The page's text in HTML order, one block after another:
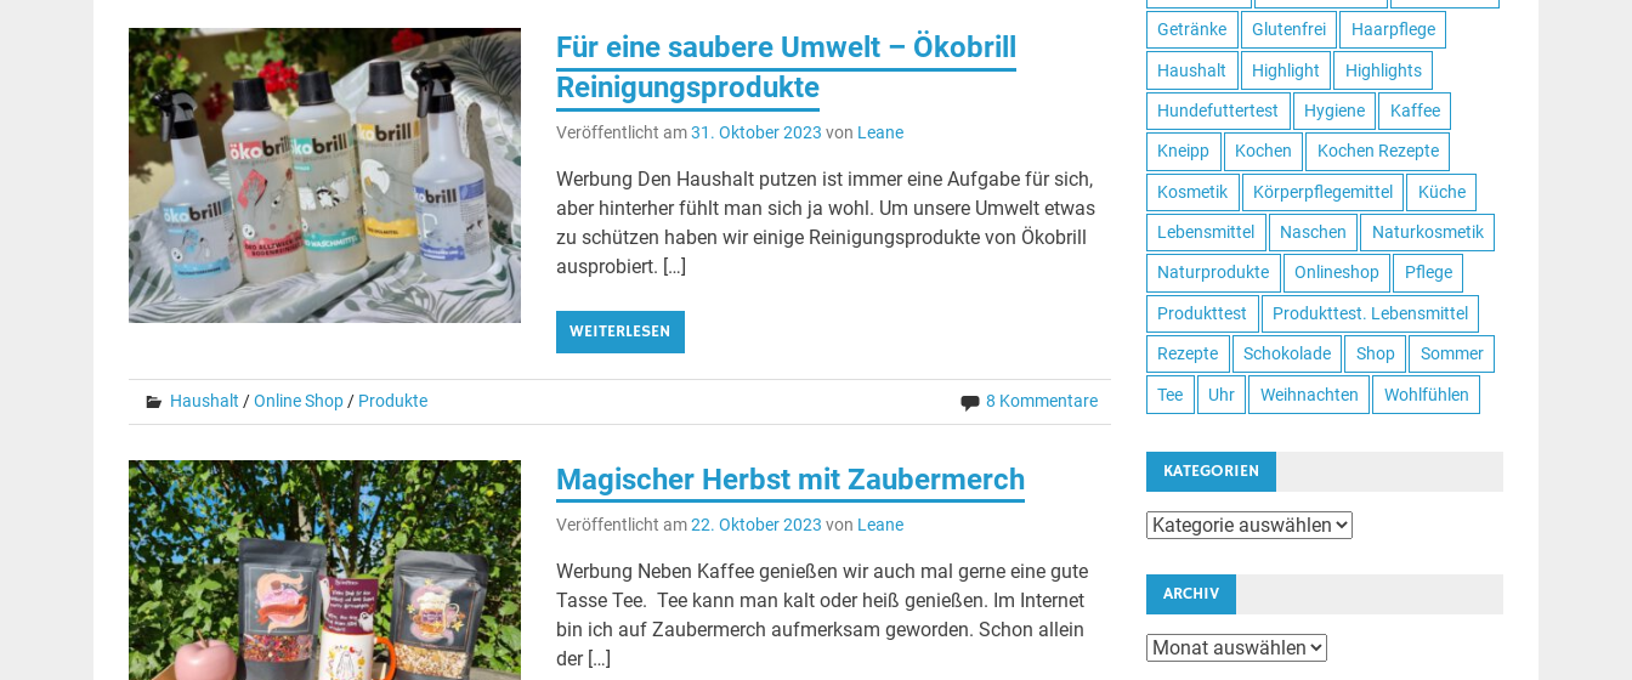
Für eine saubere Umwelt – Ökobrill
Reinigungsprodukte
Veröffentlicht am31. Oktober 2023 von Leane
Werbung Den Haushalt putzen ist immer eine Aufgabe für sich,
aber hinterher fühlt man sich ja wohl. Um unsere Umwelt etwas
zu schützen haben wir einige Reinigungsprodukte von Ökobrill
ausprobiert. […]
WEITERLESEN
Haushalt /Online Shop/ Produkte 8 Kommentare
Magischer Herbst mit Zaubermerch
Veröffentlicht am22. Oktober 2023 von Leane
Werbung Neben Kaffee genießen wir auch mal gerne eine gute
Tasse Tee. Tee kann man kalt oder heiß genießen. Im Internet
bin ich auf Zaubermerch aufmerksam geworden. Schon allein
der […]
Getränke Glutenfrei Haarpflege
Haushalt Highlight Highlights
Hundefuttertest Hygiene Kaffee
Kneipp Kochen Kochen Rezepte
Kosmetik Körperpflegemittel Küche
Lebensmittel Naschen Naturkosmetik
Naturprodukte Onlineshop Pflege
Produkttest Produkttest. Lebensmittel
Rezepte Schokolade Shop Sommer
Tee Uhr Weihnachten Wohlfühlen
KATEGORIEN
Kategorien
ARCHIV
Archiv